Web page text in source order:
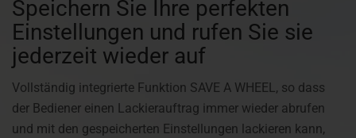
Speichern Sie Ihre perfekten
Einstellungen und rufen Sie sie
jederzeit wieder auf
Vollständig integrierte Funktion SAVE A WHEEL, so dass
der Bediener einen Lackierauftrag immer wieder abrufen
und mit den gespeicherten Einstellungen lackieren kann,